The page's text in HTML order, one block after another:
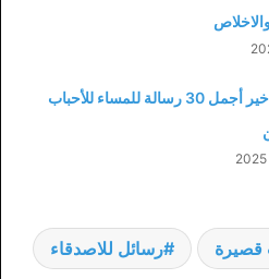
تصبح على خير أجمل 30 رسالة للمساء للأحباب
رسائل للاصدقاء